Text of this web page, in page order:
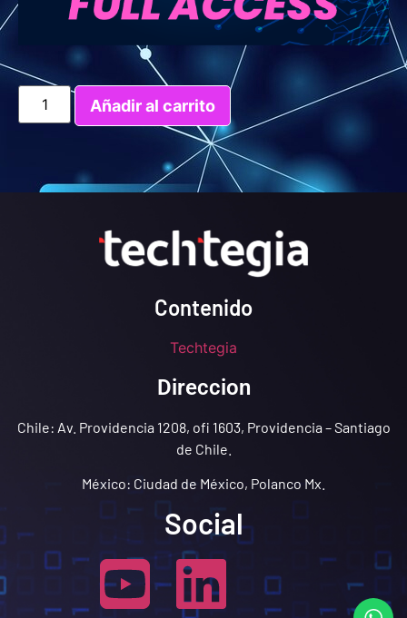
Añadir al carrito
Contenido
Techtegia
Direccion
Chile: Av. Providencia 1208, ofi 1603, Providencia – Santiago
de Chile.
México: Ciudad de México, Polanco Mx.
Social